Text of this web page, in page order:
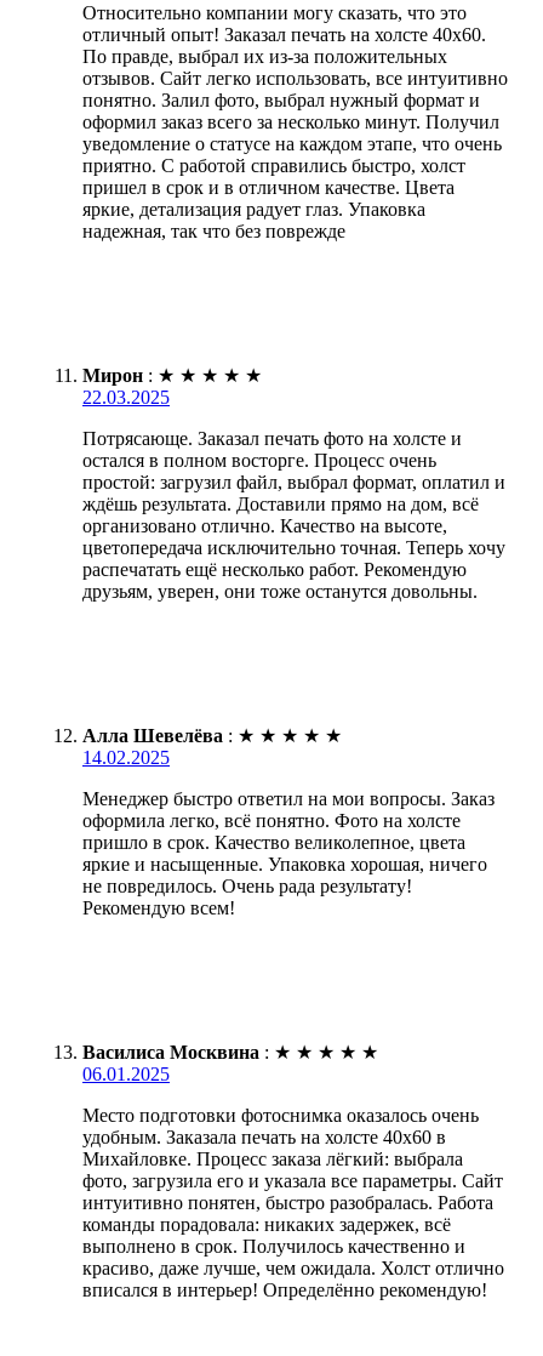
Относительно компании могу сказать, что это
отличный опыт! Заказал печать на холсте 40х60.
По правде, выбрал их из-за положительных
отзывов. Сайт легко использовать, все интуитивно
понятно. Залил фото, выбрал нужный формат и
оформил заказ всего за несколько минут. Получил
уведомление о статусе на каждом этапе, что очень
приятно. С работой справились быстро, холст
пришел в срок и в отличном качестве. Цвета
яркие, детализация радует глаз. Упаковка
надежная, так что без поврежде
Мирон : ★ ★ ★ ★ ★
22.03.2025
Потрясающе. Заказал печать фото на холсте и
остался в полном восторге. Процесс очень
простой: загрузил файл, выбрал формат, оплатил и
ждёшь результата. Доставили прямо на дом, всё
организовано отлично. Качество на высоте,
цветопередача исключительно точная. Теперь хочу
распечатать ещё несколько работ. Рекомендую
друзьям, уверен, они тоже останутся довольны.
Алла Шевелёва : ★ ★ ★ ★ ★
14.02.2025
Менеджер быстро ответил на мои вопросы. Заказ
оформила легко, всё понятно. Фото на холсте
пришло в срок. Качество великолепное, цвета
яркие и насыщенные. Упаковка хорошая, ничего
не повредилось. Очень рада результату!
Рекомендую всем!
Василиса Москвина : ★ ★ ★ ★ ★
06.01.2025
Место подготовки фотоснимка оказалось очень
удобным. Заказала печать на холсте 40х60 в
Михайловке. Процесс заказа лёгкий: выбрала
фото, загрузила его и указала все параметры. Сайт
интуитивно понятен, быстро разобралась. Работа
команды порадовала: никаких задержек, всё
выполнено в срок. Получилось качественно и
красиво, даже лучше, чем ожидала. Холст отлично
вписался в интерьер! Определённо рекомендую!